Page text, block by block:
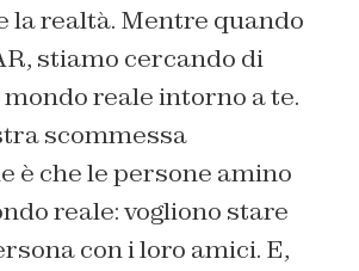
la realtà. Mentre quando
stiamo cercando di
reale intorno a te.
scommessa
è che le persone amino
reale: vogliono stare
con i loro amici. E,